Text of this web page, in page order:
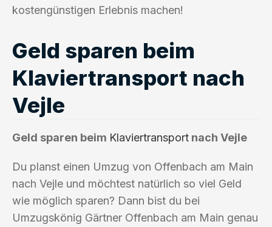
kostengünstigen Erlebnis machen!
Geld sparen beim
Klaviertransport nach
Vejle
Geld sparen beim Klaviertransport nach Vejle
Du planst einen Umzug von Offenbach am Main
nach Vejle und möchtest natürlich so viel Geld
wie möglich sparen? Dann bist du bei
Umzugskönig Gärtner Offenbach am Main genau